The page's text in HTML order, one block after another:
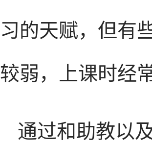
习的天赋，但有
较弱，上课时经
通过和助教以